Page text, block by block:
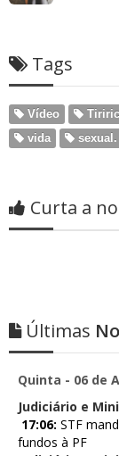
Tags
Vídeo
vida
sexual.
Curta a
Últimas
Quinta - 06 de
Judiciário e
17:06: STF
fundos à PF